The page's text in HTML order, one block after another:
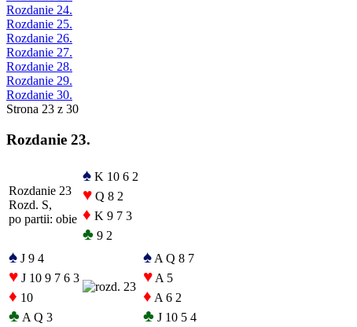
Rozdanie 24.
Rozdanie 25.
Rozdanie 26.
Rozdanie 27.
Rozdanie 28.
Rozdanie 29.
Rozdanie 30.
Strona 23 z 30
Rozdanie 23.
Rozdanie 23
Rozd. S,
po partii: obie
♠ K 10 6 2
♥ Q 8 2
♦ K 9 7 3
♣ 9 2
♠ J 9 4
♥ J 10 9 7 6 3
♦ 10
♣ A Q 3
♠ A Q 8 7
♥ A 5
♦ A 6 2
♣ J 10 5 4